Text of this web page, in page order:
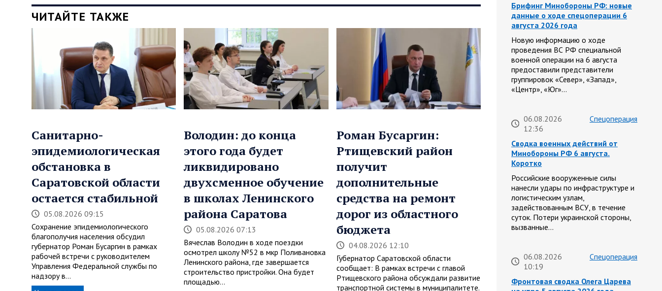
ЧИТАЙТЕ ТАКЖЕ
Санитарно-
эпидемиологическая
обстановка в
Саратовской области
остается стабильной
05.08.2026 09:15
Сохранение эпидемиологического
благополучия населения обсудил
губернатор Роман Бусаргин в рамках
рабочей встречи с руководителем
Управления Федеральной службы по
надзору в…
Володин: до конца
этого года будет
ликвидировано
двухсменное обучение
в школах Ленинского
района Саратова
05.08.2026 07:13
Вячеслав Володин в ходе поездки
осмотрел школу №52 в мкр Поливановка
Ленинского района, где завершается
строительство пристройки. Она будет
площадью…
Роман Бусаргин:
Ртищевский район
получит
дополнительные
средства на ремонт
дорог из областного
бюджета
04.08.2026 12:10
Губернатор Саратовской области
сообщает: В рамках встречи с главой
Ртищевского района обсуждали развитие
транспортной системы в муниципалитете.
Брифинг Минобороны РФ: новые
данные о ходе спецоперации 6
августа 2026 года
Новую информацию о ходе
проведения ВС РФ специальной
военной операции на 6 августа
предоставили представители
группировок «Север», «Запад»,
«Центр», «Юг»…
06.08.2026
12:36
Спецоперация
Сводка военных действий от
Минобороны РФ 6 августа.
Коротко
Российские вооруженные силы
нанесли удары по инфраструктуре и
логистическим узлам,
задействованным ВСУ, в течение
суток. Потери украинской стороны,
вызванные…
06.08.2026
10:19
Спецоперация
Фронтовая сводка Олега Царева